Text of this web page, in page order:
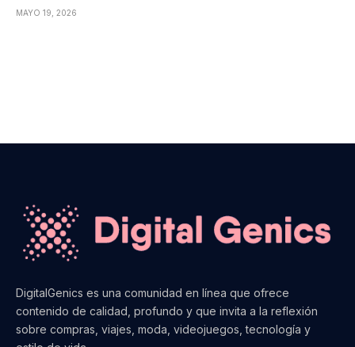
MAYO 19, 2026
DigitalGenics es una comunidad en línea que ofrece
contenido de calidad, profundo y que invita a la reflexión
sobre compras, viajes, moda, videojuegos, tecnología y